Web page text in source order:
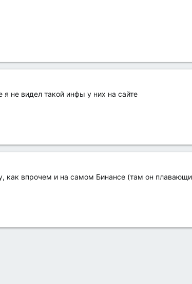
не видел такой инфы у них на сайте
как впрочем и на самом Бинансе (там он